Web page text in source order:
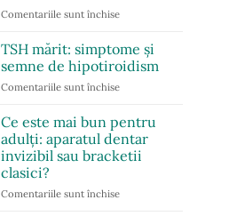
eficiente
Comentariile sunt închise
sensibili:
cauze
frecvente
eficiente
pentru
confort
zilnic
TSH mărit: simptome și
semne de hipotiroidism
Comentariile sunt închise
mărit:
simptome
și
semne
Ce este mai bun pentru
adulți: aparatul dentar
invizibil sau bracketii
clasici?
Comentariile sunt închise